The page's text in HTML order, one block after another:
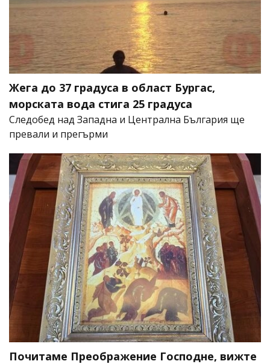
Жега до 37 градуса в област Бургас,
морската вода стига 25 градуса
Следобед над Западна и Централна България ще
превали и прегърми
Почитаме Преображение Господне, вижте